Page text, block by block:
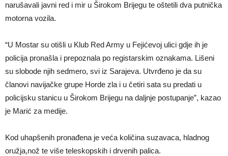
narušavali javni red i mir u Širokom Brijegu te oštetili dva putnička
motorna vozila.
“U Mostar su otišli u Klub Red Army u Fejićevoj ulici gdje ih je
policija pronašla i prepoznala po registarskim oznakama. Lišeni
su slobode njih sedmero, svi iz Sarajeva. Utvrđeno je da su
članovi navijačke grupe Horde zla i u četiri sata su predati u
policijsku stanicu u Širokom Brijegu na daljnje postupanje”, kazao
je Marić za medije.
Kod uhapšenih pronađena je veća količina suzavaca, hladnog
oružja,nož te više teleskopskih i drvenih palica.